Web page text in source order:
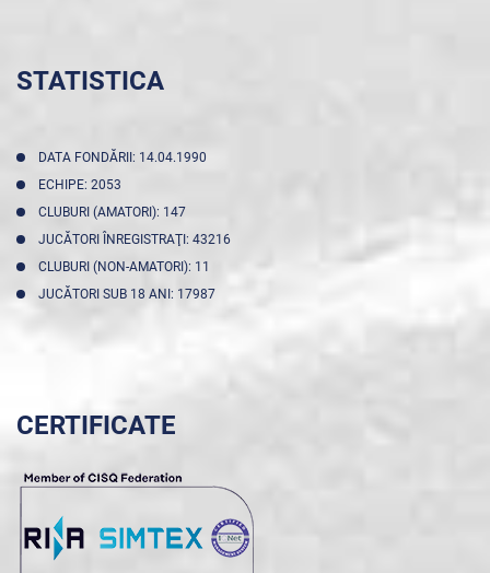
STATISTICA
DATA FONDĂRII: 14.04.1990
ECHIPE: 2053
CLUBURI (AMATORI): 147
JUCĂTORI ÎNREGISTRAŢI: 43216
CLUBURI (NON-AMATORI): 11
JUCĂTORI SUB 18 ANI: 17987
CERTIFICATE